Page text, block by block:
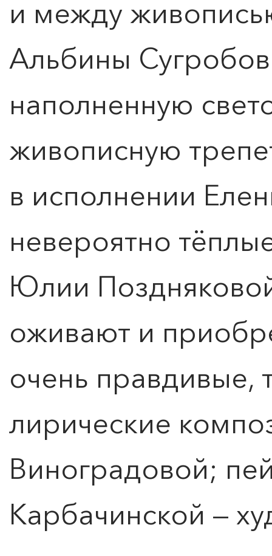
и между
Альбины
наполненную
живописную
в исполнении
невероятно
Юлии
оживают и
очень правдивые,
лирические
Виноградовой;
Карбачинской —